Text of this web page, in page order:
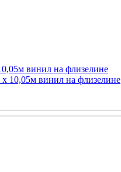
винил на флизелине
10,05м винил на флизелине